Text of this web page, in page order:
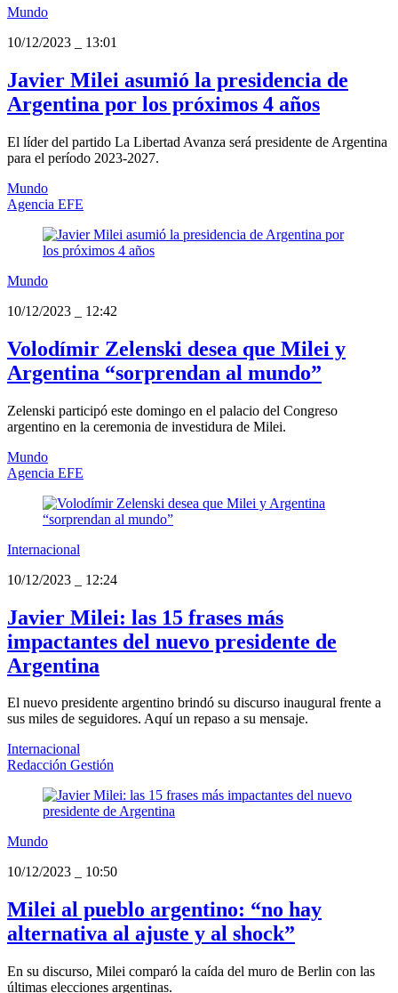
Mundo
10/12/2023
13:01
Javier Milei asumió la presidencia de
Argentina por los próximos 4 años
El líder del partido La Libertad Avanza será presidente de Argentina
para el período 2023-2027.
Mundo
Agencia EFE
Mundo
10/12/2023
12:42
Volodímir Zelenski desea que Milei y
Argentina “sorprendan al mundo”
Zelenski participó este domingo en el palacio del Congreso
argentino en la ceremonia de investidura de Milei.
Mundo
Agencia EFE
Internacional
10/12/2023
12:24
Javier Milei: las 15 frases más
impactantes del nuevo presidente de
Argentina
El nuevo presidente argentino brindó su discurso inaugural frente a
sus miles de seguidores. Aquí un repaso a su mensaje.
Internacional
Redacción Gestión
Mundo
10/12/2023
10:50
Milei al pueblo argentino: “no hay
alternativa al ajuste y al shock”
En su discurso, Milei comparó la caída del muro de Berlin con las
últimas elecciones argentinas.